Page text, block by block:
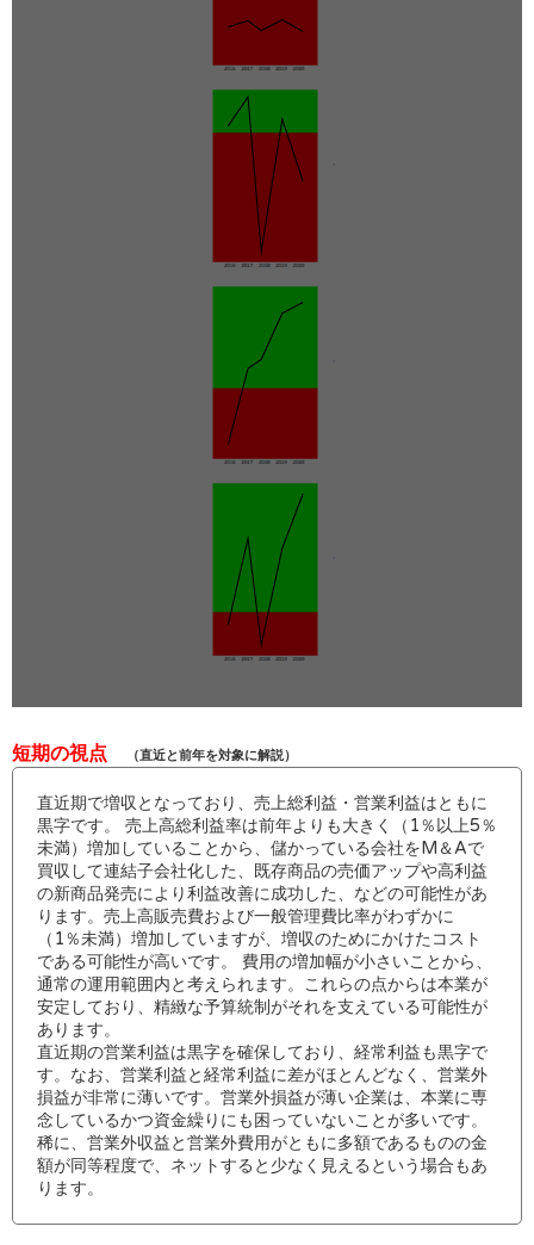
短期の視点 （直近と前年を対象に解説）
直近期で増収となっており、売上総利益・営業利益はともに
黒字です。 売上高総利益率は前年よりも大きく（1％以上5％
未満）増加していることから、儲かっている会社をM＆Aで
買収して連結子会社化した、既存商品の売価アップや高利益
の新商品発売により利益改善に成功した、などの可能性があ
ります。売上高販売費および一般管理費比率がわずかに
（1％未満）増加していますが、増収のためにかけたコスト
である可能性が高いです。 費用の増加幅が小さいことから、
通常の運用範囲内と考えられます。これらの点からは本業が
安定しており、精緻な予算統制がそれを支えている可能性が
あります。
直近期の営業利益は黒字を確保しており、経常利益も黒字で
す。なお、営業利益と経常利益に差がほとんどなく、営業外
損益が非常に薄いです。営業外損益が薄い企業は、本業に専
念しているかつ資金繰りにも困っていないことが多いです。
稀に、営業外収益と営業外費用がともに多額であるものの金
額が同等程度で、ネットすると少なく見えるという場合もあ
ります。